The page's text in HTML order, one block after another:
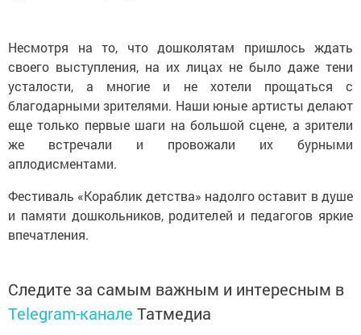
Несмотря на то, что дошколятам пришлось ждать
своего выступления, на их лицах не было даже тени
усталости, а многие и не хотели прощаться с
благодарными зрителями. Наши юные артисты делают
еще только первые шаги на большой сцене, а зрители
же встречали и провожали их бурными
аплодисментами.
Фестиваль «Кораблик детства» надолго оставит в душе
и памяти дошкольников, родителей и педагогов яркие
впечатления.
Следите за самым важным и интересным в
Telegram-канале Татмедиа